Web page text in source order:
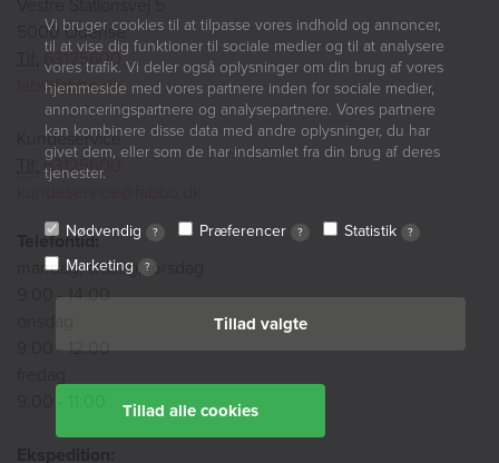
Vi bruger cookies til at tilpasse vores indhold og annoncer,
til at vise dig funktioner til sociale medier og til at analysere
vores trafik. Vi deler også oplysninger om din brug af vores
hjemmeside med vores partnere inden for sociale medier,
annonceringspartnere og analysepartnere. Vores partnere
kan kombinere disse data med andre oplysninger, du har
givet dem, eller som de har indsamlet fra din brug af deres
tjenester.
Nødvendig ? Præferencer ? Statistik ?
Marketing ?
Tillad valgte
Tillad alle cookies
5000 Odense
63125600
fab@fabbo.dk
Kundeservice
63125600
Telefontid:
mandag, tirsdag, torsdag
9:00 - 14:00
9:00 - 12:00